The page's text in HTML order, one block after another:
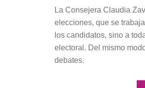
La Consejera Claudia
elecciones, que se
los candidatos, sino a
electoral. Del mismo
debates.